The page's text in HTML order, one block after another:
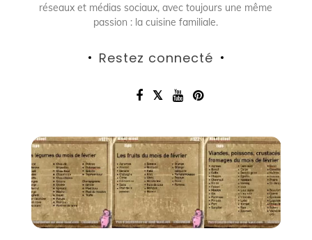
réseaux et médias sociaux, avec toujours une même
passion : la cuisine familiale.
Restez connecté